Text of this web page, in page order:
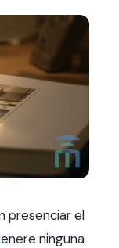
presenciar el
ninguna